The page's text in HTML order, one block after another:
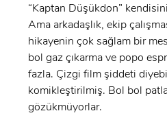
Beni Hatırla
GIRIŞ
ÜYE OL
GIRIŞ
“Kaptan Düşükdon”
Ama arkadaşlık, ekip
hikayenin çok sağlam bir
bol gaz çıkarma ve popo
fazla. Çizgi film şiddeti
komikleştirilmiş. Bol bol
gözükmüyorlar.